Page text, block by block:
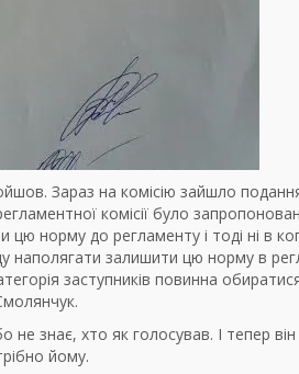
Зараз на комісію зайшло
комісії було
норму до регламенту і тоді ні в
наполягати залишити цю норму в
заступників повинна
знає, хто як голосував. І тепер він
йому.